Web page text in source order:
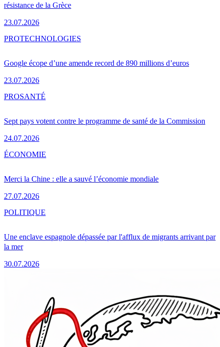
résistance de la Grèce
23.07.2026
Google écope d’une amende record de 890 millions d’euros
23.07.2026
PROTECHNOLOGIES
Sept pays votent contre le programme de santé de la Commission
24.07.2026
PROSANTÉ
Merci la Chine : elle a sauvé l’économie mondiale
27.07.2026
ÉCONOMIE
Une enclave espagnole dépassée par l'afflux de migrants arrivant par
la mer
30.07.2026
POLITIQUE